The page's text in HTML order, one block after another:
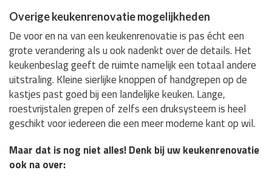
Overige keukenrenovatie mogelijkheden
De voor en na van een keukenrenovatie is pas écht een
grote verandering als u ook nadenkt over de details. Het
keukenbeslag geeft de ruimte namelijk een totaal andere
uitstraling. Kleine sierlijke knoppen of handgrepen op de
kastjes past goed bij een landelijke keuken. Lange,
roestvrijstalen grepen of zelfs een druksysteem is heel
geschikt voor iedereen die een meer moderne kant op wil.
Maar dat is nog niet alles! Denk bij uw keukenrenovatie
ook na over: